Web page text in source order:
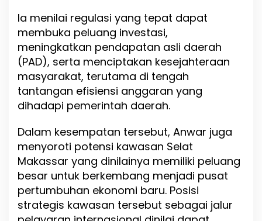
e
p
t
P
e
b
a
g
n
a
n
Ia menilai regulasi yang tepat dapat
membuka peluang investasi,
meningkatkan pendapatan asli daerah
(PAD), serta menciptakan kesejahteraan
masyarakat, terutama di tengah
tantangan efisiensi anggaran yang
dihadapi pemerintah daerah.
Dalam kesempatan tersebut, Anwar juga
menyoroti potensi kawasan Selat
Makassar yang dinilainya memiliki peluang
besar untuk berkembang menjadi pusat
pertumbuhan ekonomi baru. Posisi
strategis kawasan tersebut sebagai jalur